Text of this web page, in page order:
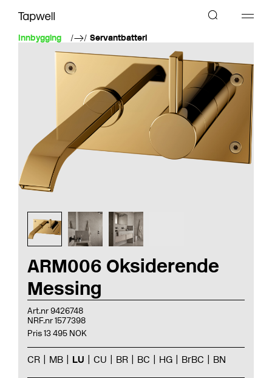
Innbygging Servantbatteri
ARM006 Oksiderende
Messing
Art.nr 9426748
NRF.nr 1577398
Pris 13 495 NOK
CR MB LU CU BR BC HG BrBC BN